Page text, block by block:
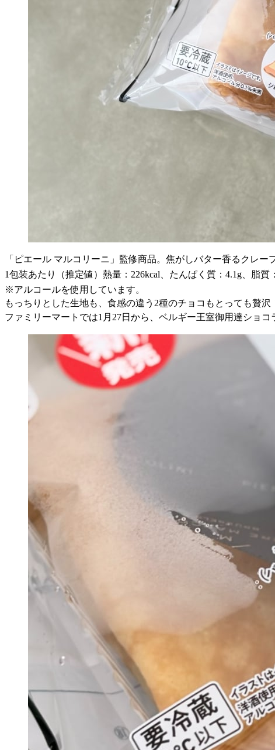
「ピエール マルコリーニ」監修商品。焦がしバター香るクレ
1包装あたり（推定値）熱量：226kcal、たんぱく質：4.1g、脂
※アルコールを使用しています。
もっちりとした生地も、食感の違う2種のチョコもとっても贅沢
ファミリーマートでは1月27日から、ベルギー王室御用達ショ